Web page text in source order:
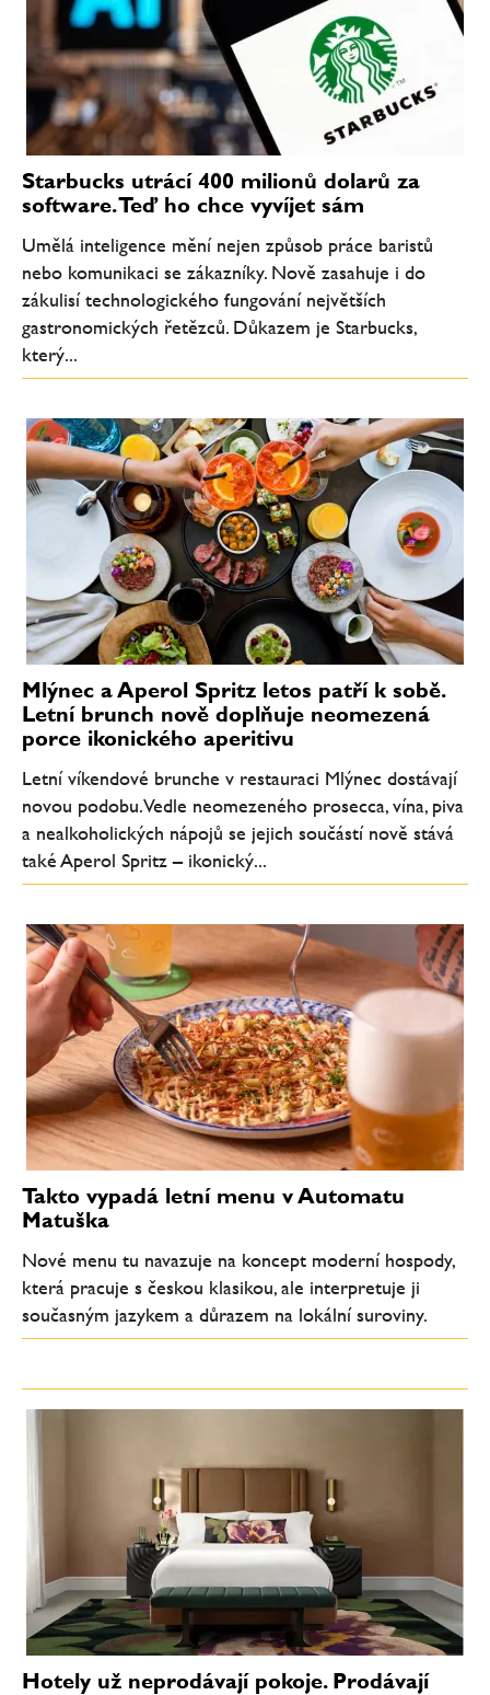
Starbucks utrácí 400 milionů dolarů za
software. Teď ho chce vyvíjet sám
Umělá inteligence mění nejen způsob práce baristů
nebo komunikaci se zákazníky. Nově zasahuje i do
zákulisí technologického fungování největších
gastronomických řetězců. Důkazem je Starbucks,
který...
Mlýnec a Aperol Spritz letos patří k sobě.
Letní brunch nově doplňuje neomezená
porce ikonického aperitivu
Letní víkendové brunche v restauraci Mlýnec dostávají
novou podobu. Vedle neomezeného prosecca, vína, piva
a nealkoholických nápojů se jejich součástí nově stává
také Aperol Spritz – ikonický...
Takto vypadá letní menu v Automatu
Matuška
Nové menu tu navazuje na koncept moderní hospody,
která pracuje s českou klasikou, ale interpretuje ji
současným jazykem a důrazem na lokální suroviny.
Hotely už neprodávají pokoje. Prodávají